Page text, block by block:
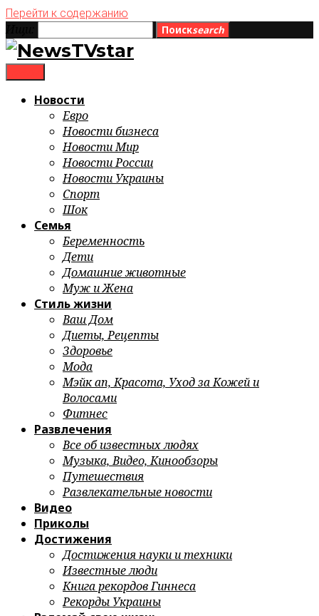
Перейти к содержанию
Поискsearch
Новости
Евро
Новости бизнеса
Новости Мир
Новости России
Новости Украины
Спорт
Шок
Семья
Беременность
Дети
Домашние животные
Муж и Жена
Стиль жизни
Ваш Дом
Диеты, Рецепты
Здоровье
Мода
Мэйк ап, Красота, Уход за Кожей и
Волосами
Фитнес
Развлечения
Все об известных людях
Музыка, Видео, Кинообзоры
Путешествия
Развлекательные новости
Видео
Приколы
Достижения
Достижения науки и техники
Известные люди
Книга рекордов Гиннеса
Рекорды Украины